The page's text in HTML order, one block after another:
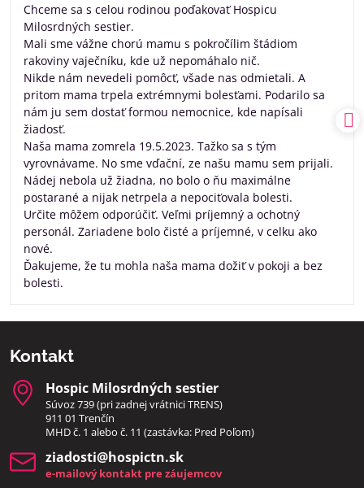
5
Chceme sa s celou rodinou poďakovať Hospicu
Milosrdných sestier.
Mali sme vážne chorú mamu s pokročílim štádiom
rakoviny vaječníku, kde už nepomáhalo nič.
Nikde nám nevedeli pomôcť, všade nas odmietali. A
pritom mama trpela extrémnymi bolesťami. Podarilo sa
nám ju sem dostať formou nemocnice, kde napísali
žiadosť.
Naša mama zomrela 19.5.2023. Tažko sa s tým
vyrovnávame. No sme vďační, ze našu mamu sem prijali.
Nádej nebola už žiadna, no bolo o ňu maximálne
postarané a nijak netrpela a nepociťovala bolesti.
Určite môžem odporúčiť. Veľmi príjemný a ochotný
personál. Zariadene bolo čisté a príjemné, v celku ako
nové.
Ďakujeme, že tu mohla naša mama dožiť v pokoji a bez
bolesti.
Kontakt
Hospic Milosrdných sestier
Súvoz 739 (pri zadnej vrátnici TRENS)
911 01 Trenčín
MHD č. 1 alebo č. 11 (zastávka: Pred Poľom)
ziadosti​@hospictn​.sk
e-mailový kontakt pre záujemcov